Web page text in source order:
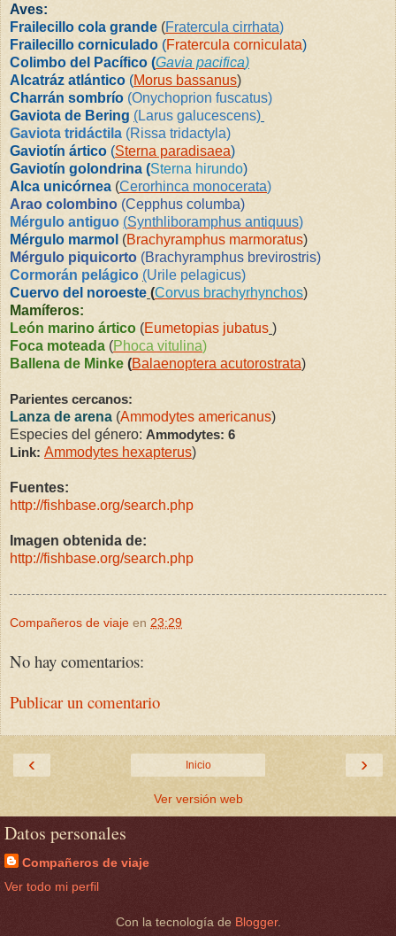
Aves:
Frailecillo cola grande (Fratercula cirrhata)
Frailecillo corniculado (Fratercula corniculata)
Colimbo del Pacífico (Gavia pacifica)
Alcatráz atlántico (Morus bassanus)
Charrán sombrío (Onychoprion fuscatus)
Gaviota de Bering (Larus galucescens)
Gaviota tridáctila (Rissa tridactyla)
Gaviotín ártico (Sterna paradisaea)
Gaviotín golondrina (Sterna hirundo)
Alca unicórnea (Cerorhinca monocerata)
Arao colombino (Cepphus columba)
Mérgulo antiguo (Synthliboramphus antiquus)
Mérgulo marmol (Brachyramphus marmoratus)
Mérgulo piquicorto (Brachyramphus brevirostris)
Cormorán pelágico (Urile pelagicus)
Cuervo del noroeste (Corvus brachyrhynchos)
Mamíferos:
León marino ártico (Eumetopias jubatus )
Foca moteada (Phoca vitulina)
Ballena de Minke (Balaenoptera acutorostrata)
Parientes cercanos:
Lanza de arena (Ammodytes americanus)
Especies del género: Ammodytes: 6
Link: Ammodytes hexapterus)
Fuentes:
http://fishbase.org/search.php
Imagen obtenida de:
http://fishbase.org/search.php
Compañeros de viaje en 23:29
No hay comentarios:
Publicar un comentario
‹ ›
Inicio
Ver versión web
Datos personales
Compañeros de viaje
Ver todo mi perfil
Con la tecnología de Blogger.